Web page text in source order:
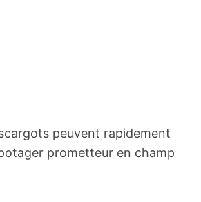
peuvent rapidement
prometteur en champ